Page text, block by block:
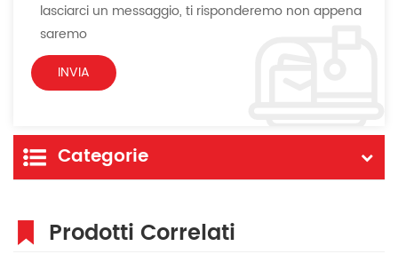
lasciarci un messaggio, ti risponderemo non appena
saremo
Categorie
Prodotti Correlati